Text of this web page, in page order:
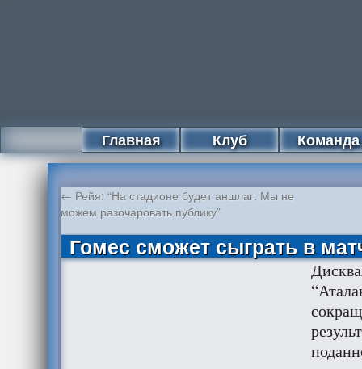
Главная Клуб Команда
← Рейя: “На стадионе будет аншлаг. Мы не
можем разочаровать публику”
Гомес сможет сыграть в